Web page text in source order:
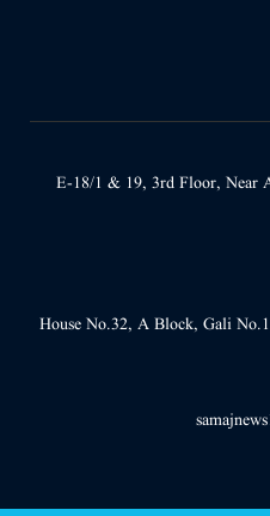
E-18/1 & 19, 3rd Floor, Near
House No.32, A Block, Gali